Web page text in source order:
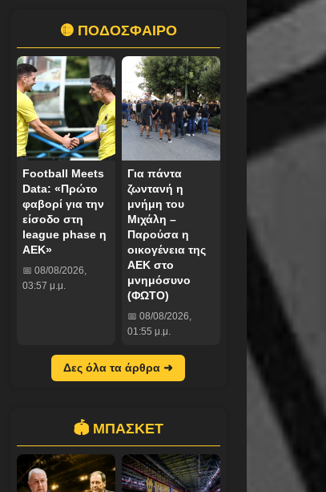
🟡 ΠΟΔΟΣΦΑΙΡΟ
Football Meets
Data: «Πρώτο
φαβορί για την
είσοδο στη
league phase η
ΑΕΚ»
📅 08/08/2026,
03:57 μ.μ.
Για πάντα
ζωντανή η
μνήμη του
Μιχάλη –
Παρούσα η
οικογένεια της
ΑΕΚ στο
μνημόσυνο
(ΦΩΤΟ)
📅 08/08/2026,
01:55 μ.μ.
Δες όλα τα άρθρα ➜
🏟️ ΜΠΑΣΚΕΤ